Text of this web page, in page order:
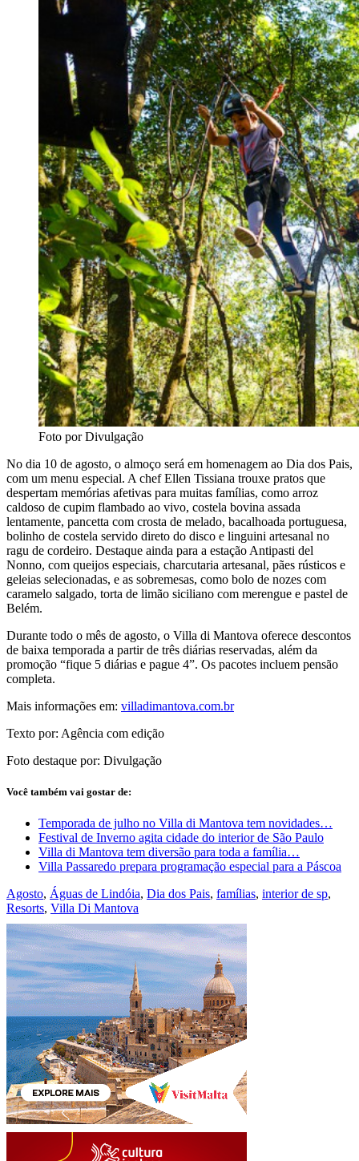
Foto por Divulgação
No dia 10 de agosto, o almoço será em homenagem ao Dia dos Pais,
com um menu especial. A chef Ellen Tissiana trouxe pratos que
despertam memórias afetivas para muitas famílias, como arroz
caldoso de cupim flambado ao vivo, costela bovina assada
lentamente, pancetta com crosta de melado, bacalhoada portuguesa,
bolinho de costela servido direto do disco e linguini artesanal no
ragu de cordeiro. Destaque ainda para a estação Antipasti del
Nonno, com queijos especiais, charcutaria artesanal, pães rústicos e
geleias selecionadas, e as sobremesas, como bolo de nozes com
caramelo salgado, torta de limão siciliano com merengue e pastel de
Belém.
Durante todo o mês de agosto, o Villa di Mantova oferece descontos
de baixa temporada a partir de três diárias reservadas, além da
promoção “fique 5 diárias e pague 4”. Os pacotes incluem pensão
completa.
Mais informações em: villadimantova.com.br
Texto por: Agência com edição
Foto destaque por: Divulgação
Você também vai gostar de:
Temporada de julho no Villa di Mantova tem novidades…
Festival de Inverno agita cidade do interior de São Paulo
Villa di Mantova tem diversão para toda a família…
Villa Passaredo prepara programação especial para a Páscoa
Agosto, Águas de Lindóia, Dia dos Pais, famílias, interior de sp,
Resorts, Villa Di Mantova